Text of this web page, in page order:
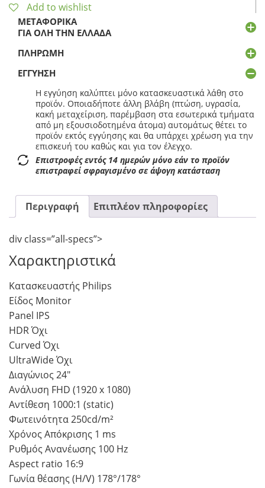
Add to wishlist
ΜΕΤΑΦΟΡΙΚΆ
ΓΙΑ ΌΛΗ ΤΗΝ ΕΛΛΆΔΑ
ΠΛΗΡΩΜΉ
ΕΓΓΎΗΣΗ
Η εγγύηση καλύπτει μόνο κατασκευαστικά λάθη στο
προϊόν. Οποιαδήποτε άλλη βλάβη (πτώση, υγρασία,
κακή μεταχείριση, παρέμβαση στα εσωτερικά τμήματα
από μη εξουσιοδοτημένα άτομα) αυτομάτως θέτει το
προϊόν εκτός εγγύησης και θα υπάρχει χρέωση για την
επισκευή του καθώς και για τον έλεγχο.
Επιστροφές εντός 14 ημερών μόνο εάν το προϊόν
επιστραφεί σφραγισμένο σε άψογη κατάσταση
Περιγραφή Επιπλέον πληροφορίες
div class=”all-specs”>
Χαρακτηριστικά
Κατασκευαστής Philips
Είδος Monitor
Panel IPS
HDR Όχι
Curved Όχι
UltraWide Όχι
Διαγώνιος 24″
Ανάλυση FHD (1920 x 1080)
Αντίθεση 1000:1 (static)
Φωτεινότητα 250cd/m²
Χρόνος Απόκρισης 1 ms
Ρυθμός Ανανέωσης 100 Hz
Aspect ratio 16:9
Γωνία θέασης (H/V) 178°/178°